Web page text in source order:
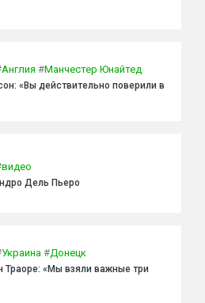
Англия #Манчестер Юнайтед
«Вы действительно поверили в
видео
Дель Пьеро
Украина #Донецк
Траоре: «Мы взяли важные три